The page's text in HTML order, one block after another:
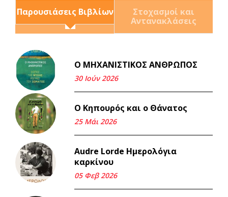
Παρουσιάσεις Βιβλίων
Στοχασμοί και
Αντανακλάσεις
Ο ΜΗΧΑΝΙΣΤΙΚΟΣ ΑΝΘΡΩΠΟΣ
30 Ιούν 2026
Ο Κηπουρός και ο Θάνατος
25 Μάι 2026
Audre Lorde Ημερολόγια
καρκίνου
05 Φεβ 2026
Και τα λεφτά ξαναγυρίζουν
σε σένα.
Μνήμη Νίκου Μαλάμου
Iμάντες και μετα - πράτες
(βαποράκια) μέρος
δεύτερον, με τον τρόπο του